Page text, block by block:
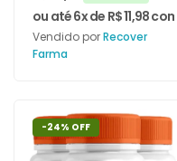
Recover Farma
ou até 6x de R$11,98com
Vendido porRecover
Farma
-24% OFF